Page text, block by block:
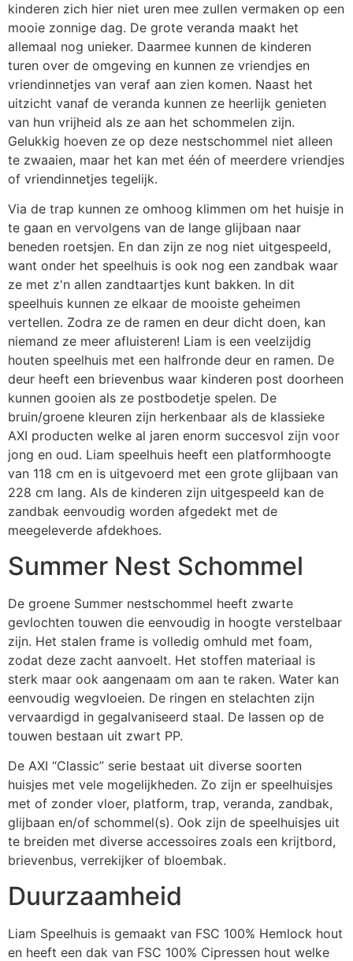
kinderen zich hier niet uren mee zullen vermaken op een
mooie zonnige dag. De grote veranda maakt het
allemaal nog unieker. Daarmee kunnen de kinderen
turen over de omgeving en kunnen ze vriendjes en
vriendinnetjes van veraf aan zien komen. Naast het
uitzicht vanaf de veranda kunnen ze heerlijk genieten
van hun vrijheid als ze aan het schommelen zijn.
Gelukkig hoeven ze op deze nestschommel niet alleen
te zwaaien, maar het kan met één of meerdere vriendjes
of vriendinnetjes tegelijk.
Via de trap kunnen ze omhoog klimmen om het huisje in
te gaan en vervolgens van de lange glijbaan naar
beneden roetsjen. En dan zijn ze nog niet uitgespeeld,
want onder het speelhuis is ook nog een zandbak waar
ze met z'n allen zandtaartjes kunt bakken. In dit
speelhuis kunnen ze elkaar de mooiste geheimen
vertellen. Zodra ze de ramen en deur dicht doen, kan
niemand ze meer afluisteren! Liam is een veelzijdig
houten speelhuis met een halfronde deur en ramen. De
deur heeft een brievenbus waar kinderen post doorheen
kunnen gooien als ze postbodetje spelen. De
bruin/groene kleuren zijn herkenbaar als de klassieke
AXI producten welke al jaren enorm succesvol zijn voor
jong en oud. Liam speelhuis heeft een platformhoogte
van 118 cm en is uitgevoerd met een grote glijbaan van
228 cm lang. Als de kinderen zijn uitgespeeld kan de
zandbak eenvoudig worden afgedekt met de
meegeleverde afdekhoes.
Summer Nest Schommel
De groene Summer nestschommel heeft zwarte
gevlochten touwen die eenvoudig in hoogte verstelbaar
zijn. Het stalen frame is volledig omhuld met foam,
zodat deze zacht aanvoelt. Het stoffen materiaal is
sterk maar ook aangenaam om aan te raken. Water kan
eenvoudig wegvloeien. De ringen en stelachten zijn
vervaardigd in gegalvaniseerd staal. De lassen op de
touwen bestaan uit zwart PP.
De AXI “Classic” serie bestaat uit diverse soorten
huisjes met vele mogelijkheden. Zo zijn er speelhuisjes
met of zonder vloer, platform, trap, veranda, zandbak,
glijbaan en/of schommel(s). Ook zijn de speelhuisjes uit
te breiden met diverse accessoires zoals een krijtbord,
brievenbus, verrekijker of bloembak.
Duurzaamheid
Liam Speelhuis is gemaakt van FSC 100% Hemlock hout
en heeft een dak van FSC 100% Cipressen hout welke